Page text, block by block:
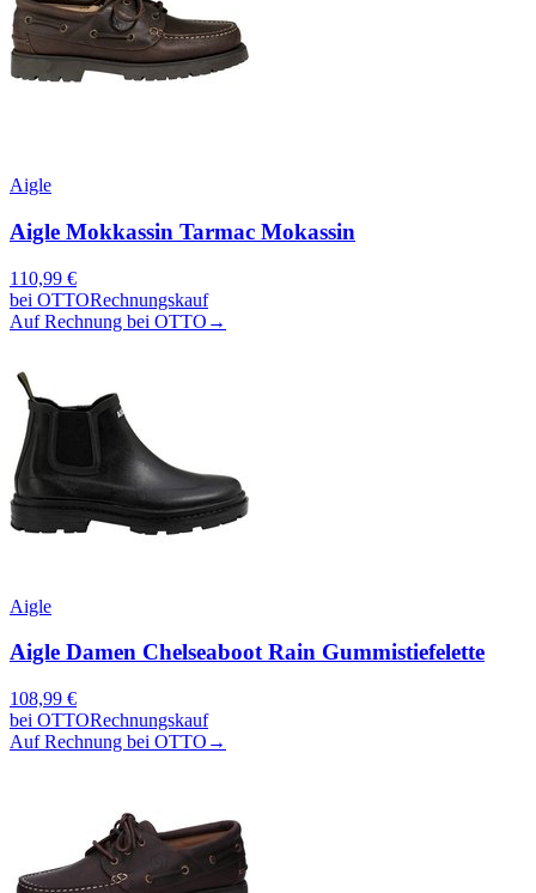
Aigle
Aigle Mokkassin Tarmac Mokassin
110,99 €
bei OTTORechnungskauf
Auf Rechnung bei OTTO →
Aigle
Aigle Damen Chelseaboot Rain Gummistiefelette
108,99 €
bei OTTORechnungskauf
Auf Rechnung bei OTTO →